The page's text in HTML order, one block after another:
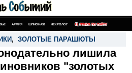
АРМИЯ ШПИОНАЖ НЕКРОЛОГ ПОИСК ПО САЙТУ
, ЗОЛОТЫЕ ПАРАШЮТЫ
лишила
"золотых